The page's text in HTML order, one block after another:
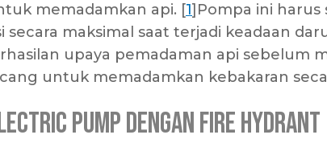
memadamkan api. [1]Pompa ini harus
secara maksimal saat terjadi keadaan
upaya pemadaman api sebelum
untuk memadamkan kebakaran
Pump dengan Fire Hydrant